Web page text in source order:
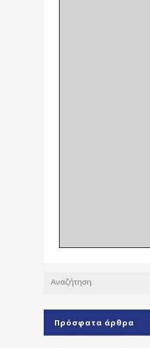
Πρόσφατα άρθρα